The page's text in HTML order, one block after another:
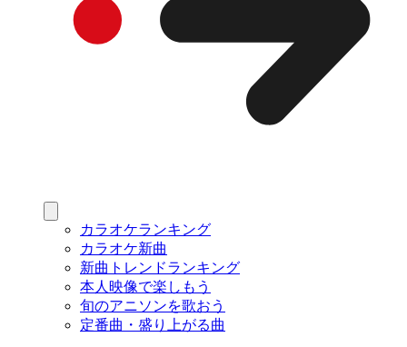
カラオケランキング
カラオケ新曲
新曲トレンドランキング
本人映像で楽しもう
旬のアニソンを歌おう
定番曲・盛り上がる曲